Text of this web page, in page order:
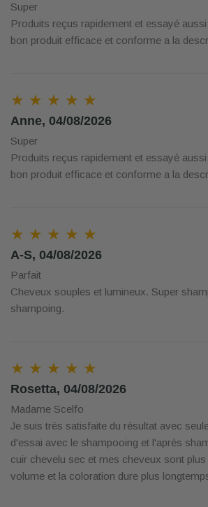
Super
Produits reçus rapidement et essayé
bon produit efficace et conforme a la
★ ★ ★ ★ ★
Anne, 04/08/2026
Super
Produits reçus rapidement et essayé
bon produit efficace et conforme a la
★ ★ ★ ★ ★
A-S, 04/08/2026
Parfait
Cheveux souples et lumineux. Super
shampoing.
★ ★ ★ ★ ★
Rosetta, 04/08/2026
Madame Scelfo
Je suis très satisfaite du résultat avec
d'essai avec le shampooing et l'après
cuir chevelu sec et mes cheveux sont
volume et la coloration dure plus